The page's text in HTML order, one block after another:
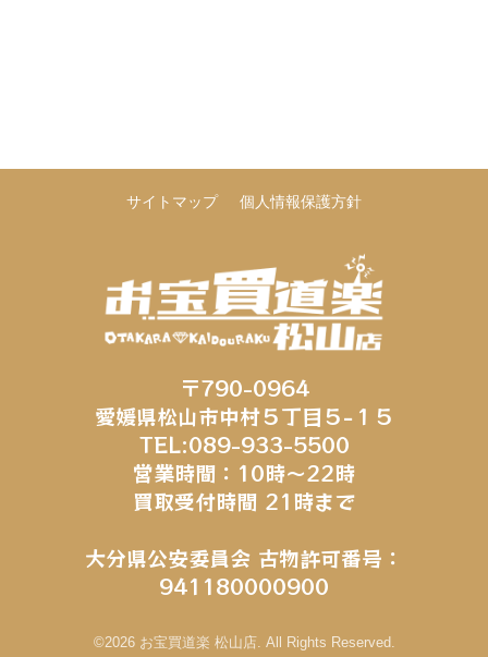
サイトマップ 個人情報保護方針
〒790-0964
愛媛県松山市中村５丁目５−１５
TEL:089-933-5500
営業時間：10時～22時
買取受付時間 21時まで
大分県公安委員会 古物許可番号：
941180000900
©2026 お宝買道楽 松山店. All Rights Reserved.